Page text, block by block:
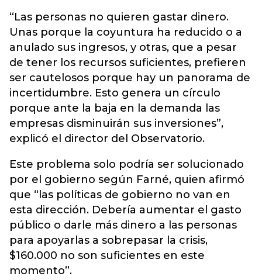
“Las personas no quieren gastar dinero.
Unas porque la coyuntura ha reducido o a
anulado sus ingresos, y otras, que a pesar
de tener los recursos suficientes, prefieren
ser cautelosos porque hay un panorama de
incertidumbre. Esto genera un círculo
porque ante la baja en la demanda las
empresas disminuirán sus inversiones”,
explicó el director del Observatorio.
Este problema solo podría ser solucionado
por el gobierno según Farné, quien afirmó
que “las políticas de gobierno no van en
esta dirección. Debería aumentar el gasto
público o darle más dinero a las personas
para apoyarlas a sobrepasar la crisis,
$160.000 no son suficientes en este
momento”.